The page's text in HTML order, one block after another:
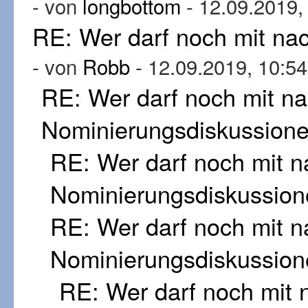
RE: Wer darf noch mit
- von Robb - 12.09.2019, 10:54
RE: Wer darf noch mit
RE: Wer darf noch mit
RE: Wer darf noch mit
RE: Wer darf noch mit